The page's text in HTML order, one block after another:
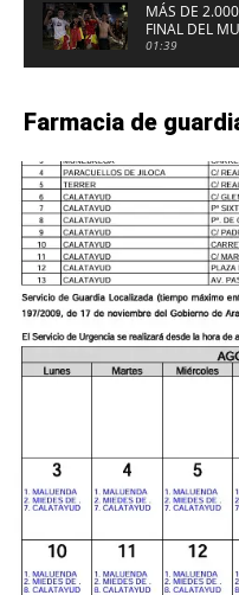
MÁS DE
FINAL DEL
FUERTE DE
01:39
Farmacia de